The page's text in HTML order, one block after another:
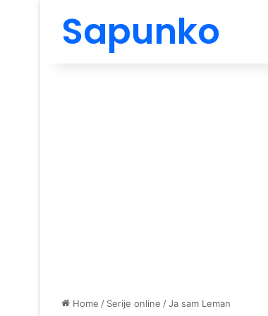
Sapunko
Home / Serije online /Ja sam Leman